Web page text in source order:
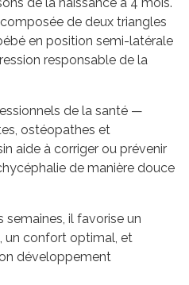
composée de deux triangles
en position semi-latérale
responsable de la
de la santé —
ostéopathes et
aide à corriger ou prévenir
de manière douce
semaines, il favorise un
, un confort optimal, et
développement